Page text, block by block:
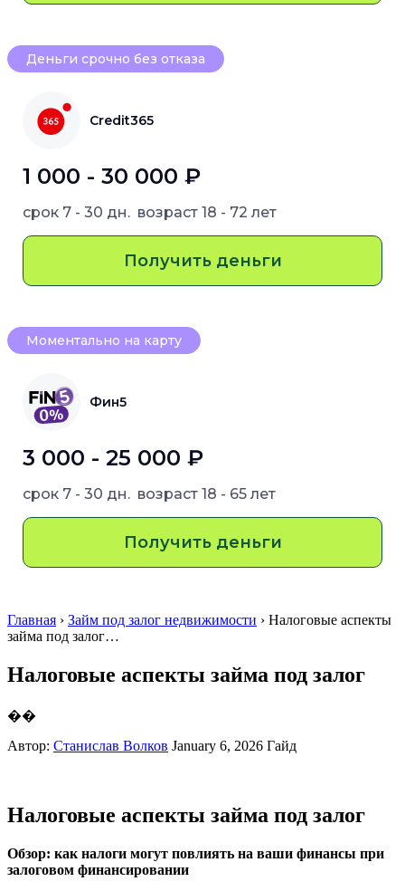
Деньги срочно без отказа
Credit365
1 000 - 30 000 ₽
срок 7 - 30 дн. возраст 18 - 72 лет
Получить деньги
Моментально на карту
Фин5
3 000 - 25 000 ₽
срок 7 - 30 дн. возраст 18 - 65 лет
Получить деньги
Главная › Займ под залог недвижимости › Налоговые аспекты
займа под залог…
Налоговые аспекты займа под залог
��
Автор: Станислав Волков January 6, 2026 Гайд
Налоговые аспекты займа под залог
Обзор: как налоги могут повлиять на ваши финансы при
залоговом финансировании